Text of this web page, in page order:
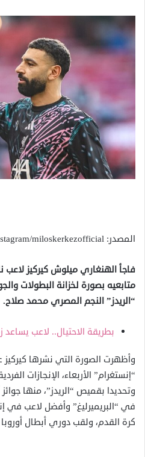
المصدر: instagram/miloskerkezofficial
فاجأ الهنغاري ميلوش كيركيز لاعب
متابعيه بصورة لخزانة البطولات
“الريدز” النجم المصري محمد صلاح.
بطريقة الاحتيال.. لاعب
وأظهرت الصورة التي نشرها
“إنستغرام” الأربعاء، الإنجازات
وتحديدا بقميص “الريدز”، منها
في “البريميرليغ” وأفضل لاعب في
كرة القدم، ولقب دوري أبطال